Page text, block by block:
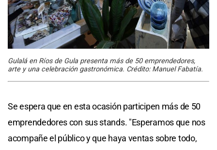
Gulalá en Ríos de Gula presenta más de 50 emprendedores,
arte y una celebración gastronómica. Crédito: Manuel Fabatía.
Se espera que en esta ocasión participen más de 50
emprendedores con sus stands. "Esperamos que nos
acompañe el público y que haya ventas sobre todo,